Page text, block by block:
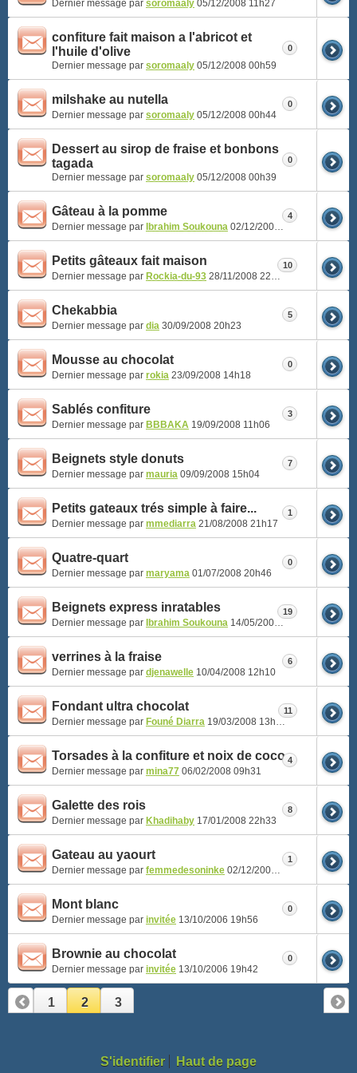
Dernier message par soromaaly 05/12/2008 11h27
confiture fait maison a l'abricot et
l'huile d'olive
Dernier message par soromaaly 05/12/2008 00h59
0
milshake au nutella
Dernier message par soromaaly 05/12/2008 00h44
0
Dessert au sirop de fraise et bonbons
tagada
Dernier message par soromaaly 05/12/2008 00h39
0
Gâteau à la pomme
Dernier message par Ibrahim Soukouna 02/12/2008 14h52
4
Petits gâteaux fait maison
Dernier message par Rockia-du-93 28/11/2008 22h42
10
Chekabbia
Dernier message par dia 30/09/2008 20h23
5
Mousse au chocolat
Dernier message par rokia 23/09/2008 14h18
0
Sablés confiture
Dernier message par BBBAKA 19/09/2008 11h06
3
Beignets style donuts
Dernier message par mauria 09/09/2008 15h04
7
Petits gateaux trés simple à faire...
Dernier message par mmediarra 21/08/2008 21h17
1
Quatre-quart
Dernier message par maryama 01/07/2008 20h46
0
Beignets express inratables
Dernier message par Ibrahim Soukouna 14/05/2008 19h37
19
verrines à la fraise
Dernier message par djenawelle 10/04/2008 12h10
6
Fondant ultra chocolat
Dernier message par Founé Diarra 19/03/2008 13h59
11
Torsades à la confiture et noix de coco
Dernier message par mina77 06/02/2008 09h31
4
Galette des rois
Dernier message par Khadihaby 17/01/2008 22h33
8
Gateau au yaourt
Dernier message par femmedesoninke 02/12/2007 14h01
1
Mont blanc
Dernier message par invitée 13/10/2006 19h56
0
Brownie au chocolat
Dernier message par invitée 13/10/2006 19h42
0
1 2 3
S'identifier Haut de page